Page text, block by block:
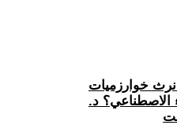
نرث خوارزميات
الاصطناعي؟ د.